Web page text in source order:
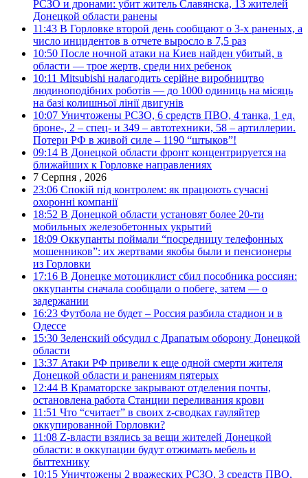
РСЗО и дронами: убит житель Славянска, 13 жителей
Донецкой области ранены
11:43 В Горловке второй день сообщают о 3-х раненых, а
число инцидентов в отчете выросло в 7,5 раз
10:50 После ночной атаки на Киев найден убитый, в
области — трое жертв, среди них ребенок
10:11 Mitsubishi налагодить серійне виробництво
людиноподібних роботів — до 1000 одиниць на місяць
на базі колишньої лінії двигунів
10:07 Уничтожены РСЗО, 6 средств ПВО, 4 танка, 1 ед.
броне-, 2 – спец- и 349 – автотехники, 58 – артиллерии.
Потери РФ в живой силе – 1190 “штыков”!
09:14 В Донецкой области фронт концентрируется на
ближайших к Горловке направлениях
7 Серпня , 2026
23:06 Спокій під контролем: як працюють сучасні
охоронні компанії
18:52 В Донецкой области установят более 20-ти
мобильных железобетонных укрытий
18:09 Оккупанты поймали “посредницу телефонных
мошенников”: их жертвами якобы были и пенсионеры
из Горловки
17:16 В Донецке мотоциклист сбил пособника россиян:
оккупанты сначала сообщали о побеге, затем — о
задержании
16:23 Футбола не будет – Россия разбила стадион и в
Одессе
15:30 Зеленский обсудил с Драпатым оборону Донецкой
области
13:37 Атаки РФ привели к еще одной смерти жителя
Донецкой области и ранениям пятерых
12:44 В Краматорске закрывают отделения почты,
остановлена работа Станции переливания крови
11:51 Что “считает” в своих z-сводках гауляйтер
оккупированной Горловки?
11:08 Z-власти взялись за вещи жителей Донецкой
области: в оккупации будут отжимать мебель и
быттехнику
10:15 Уничтожены 2 вражеских РСЗО, 3 средств ПВО,